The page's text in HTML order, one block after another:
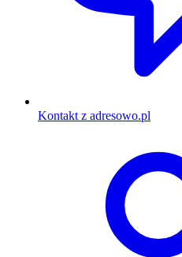
Kontakt z adresowo.pl